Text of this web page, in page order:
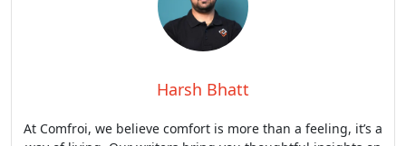
Harsh Bhatt
At Comfroi, we believe comfort is more than a feeling, it’s a